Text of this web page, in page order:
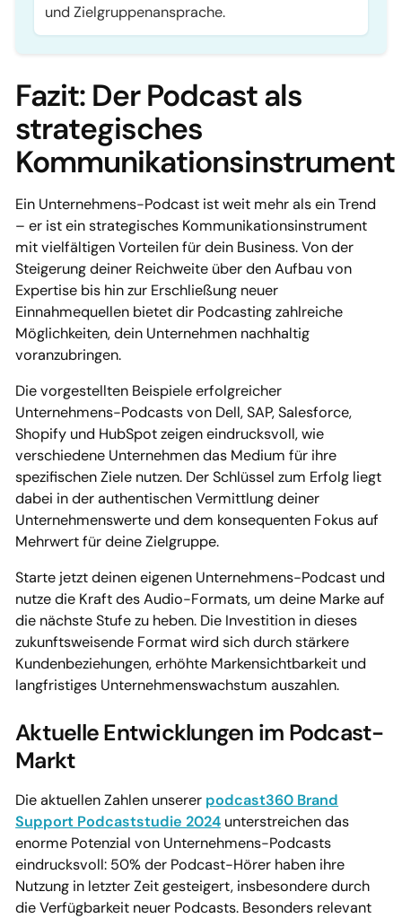
und Zielgruppenansprache.
Fazit: Der Podcast als
strategisches
Kommunikationsinstrument
Ein Unternehmens-Podcast ist weit mehr als ein Trend
– er ist ein strategisches Kommunikationsinstrument
mit vielfältigen Vorteilen für dein Business. Von der
Steigerung deiner Reichweite über den Aufbau von
Expertise bis hin zur Erschließung neuer
Einnahmequellen bietet dir Podcasting zahlreiche
Möglichkeiten, dein Unternehmen nachhaltig
voranzubringen.
Die vorgestellten Beispiele erfolgreicher
Unternehmens-Podcasts von Dell, SAP, Salesforce,
Shopify und HubSpot zeigen eindrucksvoll, wie
verschiedene Unternehmen das Medium für ihre
spezifischen Ziele nutzen. Der Schlüssel zum Erfolg liegt
dabei in der authentischen Vermittlung deiner
Unternehmenswerte und dem konsequenten Fokus auf
Mehrwert für deine Zielgruppe.
Starte jetzt deinen eigenen Unternehmens-Podcast und
nutze die Kraft des Audio-Formats, um deine Marke auf
die nächste Stufe zu heben. Die Investition in dieses
zukunftsweisende Format wird sich durch stärkere
Kundenbeziehungen, erhöhte Markensichtbarkeit und
langfristiges Unternehmenswachstum auszahlen.
Aktuelle Entwicklungen im Podcast-
Markt
Die aktuellen Zahlen unserer podcast360 Brand
Support Podcaststudie 2024 unterstreichen das
enorme Potenzial von Unternehmens-Podcasts
eindrucksvoll: 50% der Podcast-Hörer haben ihre
Nutzung in letzter Zeit gesteigert, insbesondere durch
die Verfügbarkeit neuer Podcasts. Besonders relevant